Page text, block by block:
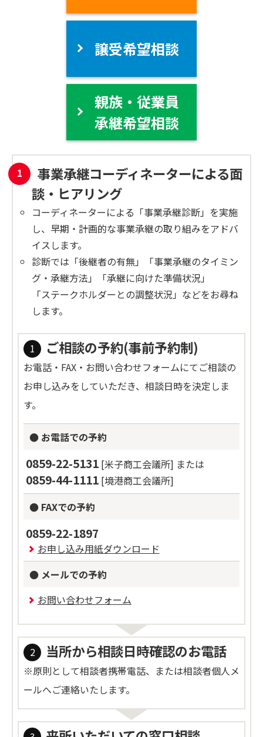
譲受希望相談
親族・従業員
承継希望相談
事業承継コーディネーターによる面
談・ヒアリング
コーディネーターによる「事業承継診断」を実施
し、早期・計画的な事業承継の取り組みをアドバ
イスします。
診断では「後継者の有無」「事業承継のタイミン
グ・承継方法」「承継に向けた準備状況」
「ステークホルダーとの調整状況」などをお尋ね
します。
ご相談の予約(事前予約制)
お電話・FAX・お問い合わせフォームにてご相談の
お申し込みをしていただき、相談日時を決定しま
す。
● お電話での予約
0859-22-5131[米子商工会議所] または
0859-44-1111[境港商工会議所]
● FAXでの予約
0859-22-1897
お申し込み用紙ダウンロード
● メールでの予約
お問い合わせフォーム
当所から相談日時確認のお電話
※原則として相談者携帯電話、または相談者個人メ
ールへご連絡いたします。